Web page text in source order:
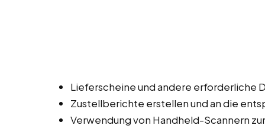
Lieferscheine und andere erforderliche
Zustellberichte erstellen und an die
Verwendung von Handheld-Scannern